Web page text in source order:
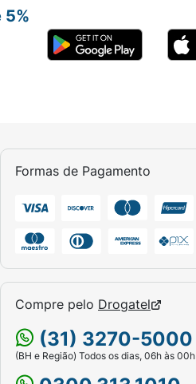
Formas de Pagamento
Compre pelo Drogatel
(31) 3270-5000
(BH e Região) Todos os dias, 06h às 00h
5%